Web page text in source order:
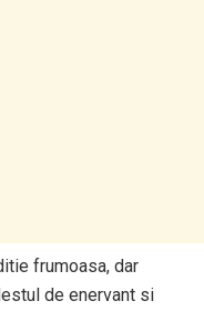
frumoasa, dar
de enervant si